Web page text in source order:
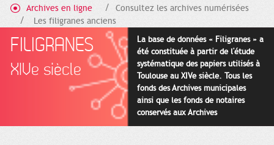
Archives en ligne
Consultez les archives numérisées
Les filigranes anciens
FILIGRANES
XIVe siècle
La base de données « Filigranes » a
été constituée à partir de l'étude
systématique des papiers utilisés à
Toulouse au XIVe siècle. Tous les
fonds des Archives municipales
ainsi que les fonds de notaires
conservés aux Archives
départementales pour cette